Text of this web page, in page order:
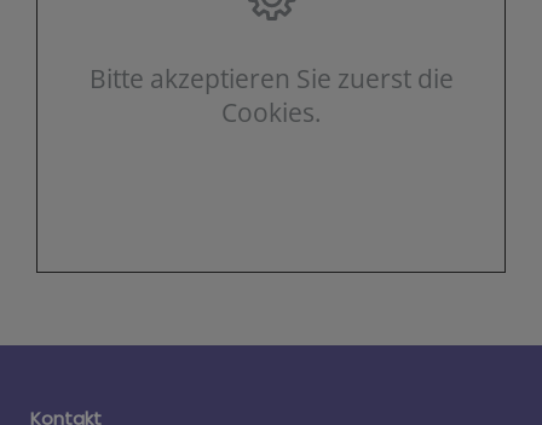
Bitte akzeptieren Sie zuerst die
Cookies.
Kontakt